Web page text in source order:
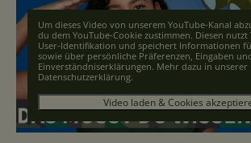
Um dieses Video von unserem YouTube-Kanal
du dem YouTube-Cookie zustimmen. Diesen nutzt
User-Identifikation und speichert Informationen
sowie über persönliche Präferenzen, Eingaben
Einverständniserklärungen. Mehr dazu in unserer
Datenschutzerklärung.
Video laden & Cookies